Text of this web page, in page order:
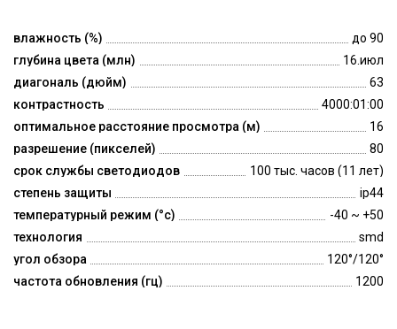
влажность (%)
до 90
глубина цвета (млн)
16.июл
диагональ (дюйм)
63
контрастность
4000:01:00
оптимальное расстояние просмотра (м)
16
разрешение (пикселей)
80
срок службы светодиодов
100 тыс. часов (11 лет)
степень защиты
ip44
температурный режим (°c)
-40 ~ +50
технология
smd
угол обзора
120°/120°
частота обновления (гц)
1200